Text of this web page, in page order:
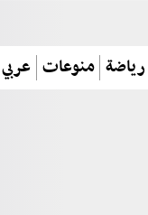
رياضة منوعات